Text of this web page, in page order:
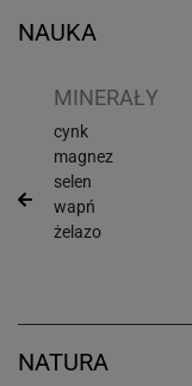
NAUKA
MINERAŁY
cynk
magnez
selen
wapń
żelazo
NATURA